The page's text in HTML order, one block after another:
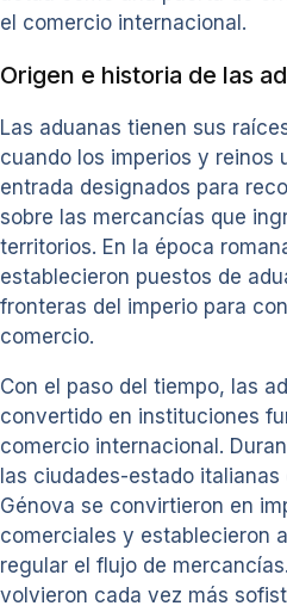
el comercio internacional.
Origen e historia de las
Las aduanas tienen sus
cuando los imperios y reinos
entrada designados para
sobre las mercancías que
territorios. En la época
establecieron puestos de
fronteras del imperio para
comercio.
Con el paso del tiempo, las
convertido en instituciones
comercio internacional.
las ciudades-estado
Génova se convirtieron en
comerciales y establecieron
regular el flujo de
volvieron cada vez más